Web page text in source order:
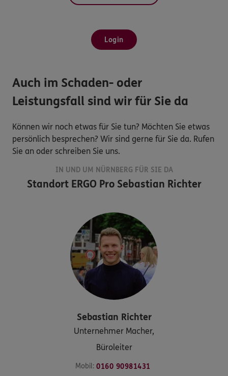
Login
Auch im Schaden- oder
Leistungsfall sind wir für Sie da
Können wir noch etwas für Sie tun? Möchten Sie etwas
persönlich besprechen? Wir sind gerne für Sie da. Rufen
Sie an oder schreiben Sie uns.
IN UND UM NÜRNBERG FÜR SIE DA
Standort ERGO Pro Sebastian Richter
Sebastian Richter
Unternehmer Macher,
Büroleiter
Mobil: 0160 90981431